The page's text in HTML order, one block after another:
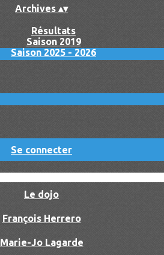
Archives ▴▾
Résultats
Saison 2019
Saison 2025 - 2026
Se connecter
Le dojo
François Herrero
Marie-Jo Lagarde